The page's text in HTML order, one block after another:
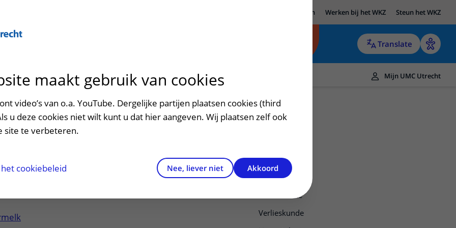
Research Werken bij het WKZ Steun het WKZ
Translate
met kinderen en ouders
en rechten
en route
en route
plattegrond
Mijn UMC Utrecht
Verloskunde
Verlieskunde
klik om te openen
maakt gebruik van cookies
video’s van o.a. YouTube. Dergelijke partijen plaatsen cookies (third
u deze cookies niet wilt kunt u dat hier aangeven. Wij plaatsen zelf ook
site te verbeteren.
cookiebeleid Nee, liever niet Akkoord